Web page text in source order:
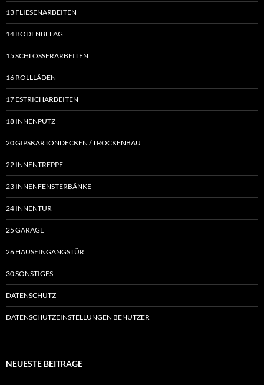
13 FLIESENARBEITEN
14 BODENBELAG
15 SCHLOSSERARBEITEN
16 ROLLLÄDEN
17 ESTRICHARBEITEN
18 INNENPUTZ
20 GIPSKARTONDECKEN / TROCKENBAU
22 INNENTREPPE
23 INNENFENSTERBÄNKE
24 INNENTÜR
25 GARAGE
26 HAUSEINGANGSTÜR
30 SONSTIGES
DATENSCHUTZ
DATENSCHUTZEINSTELLUNGEN BENUTZER
NEUESTE BEITRÄGE